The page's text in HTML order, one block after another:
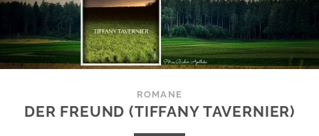
ROMANE
DER FREUND (TIFFANY TAVERNIER)